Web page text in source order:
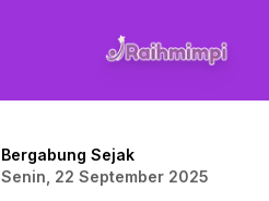
Bergabung Sejak
Senin, 22 September 2025